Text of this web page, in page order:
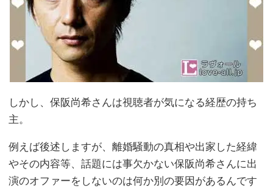
しかし、保阪尚希さんは視聴者が気になる経歴の持ち
主。
例えば後述しますが、離婚騒動の真相や出家した経緯
やその内容等、話題には事欠かない保阪尚希さんに出
演のオファーをしないのは何か別の要因があるんです